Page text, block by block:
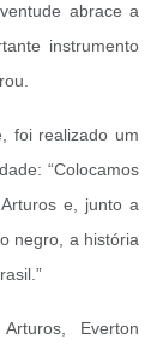
abrace a
instrumento
foi realizado um
“Colocamos
e, junto a
negro, a história
Everton